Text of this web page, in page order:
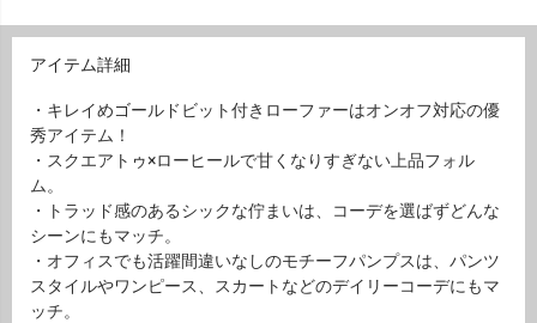
アイテム詳細
・キレイめゴールドビット付きローファーはオンオフ対応の優
秀アイテム！
・スクエアトゥ×ローヒールで甘くなりすぎない上品フォル
ム。
・トラッド感のあるシックな佇まいは、コーデを選ばずどんな
シーンにもマッチ。
・オフィスでも活躍間違いなしのモチーフパンプスは、パンツ
スタイルやワンピース、スカートなどのデイリーコーデにもマ
ッチ。